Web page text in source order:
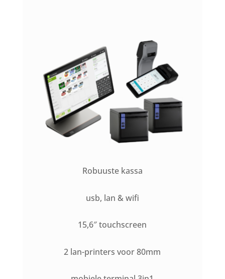
Robuuste kassa
usb, lan & wifi
15,6″ touchscreen
2 lan-printers voor 80mm